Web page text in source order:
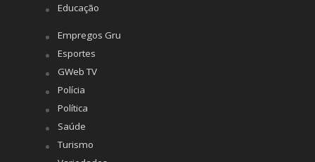
Educação
Empregos Gru
Esportes
GWeb TV
Polícia
Política
Saúde
Turismo